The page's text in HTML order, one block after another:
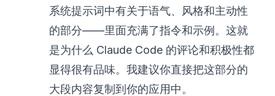
系统提示词中有关于语气、风格和主动性
的部分——里面充满了指令和示例。这就
是为什么 Claude Code 的评论和积极性都
显得很有品味。我建议你直接把这部分的
大段内容复制到你的应用中。